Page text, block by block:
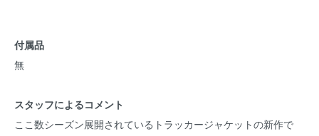
付属品
無
スタッフによるコメント
ここ数シーズン展開されているトラッカージャケットの新作で